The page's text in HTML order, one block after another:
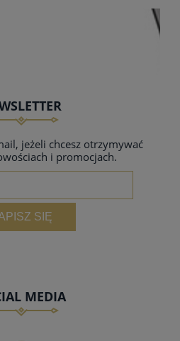
jeżeli chcesz otrzymywać
i promocjach.
SIĘ
MEDIA